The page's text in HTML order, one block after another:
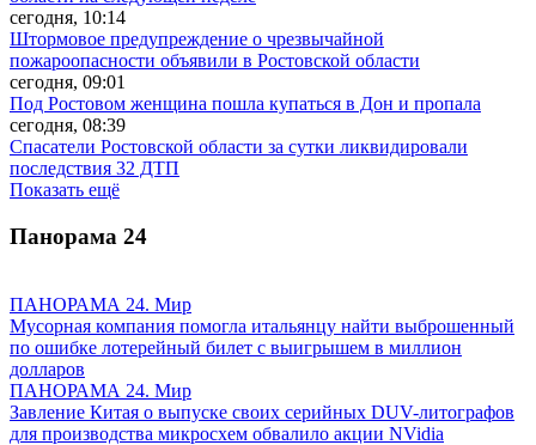
сегодня, 10:14
Штормовое предупреждение о чрезвычайной
пожароопасности объявили в Ростовской области
сегодня, 09:01
Под Ростовом женщина пошла купаться в Дон и пропала
сегодня, 08:39
Спасатели Ростовской области за сутки ликвидировали
последствия 32 ДТП
Показать ещё
Панорама 24
ПАНОРАМА 24. Мир
Мусорная компания помогла итальянцу найти выброшенный
по ошибке лотерейный билет с выигрышем в миллион
долларов
ПАНОРАМА 24. Мир
Завление Китая о выпуске своих серийных DUV-литографов
для производства микросхем обвалило акции NVidia